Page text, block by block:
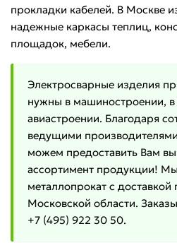
прокладки кабелей. В Москве
надежные каркасы теплиц,
площадок, мебели.
Электросварные изделия
нужны в машиностроении, в
авиастроении. Благодаря
ведущими
можем предоставить Вам
ассортимент продукции!
металлопрокат с доставкой
Московской области.
+7 (495) 922 30 50.